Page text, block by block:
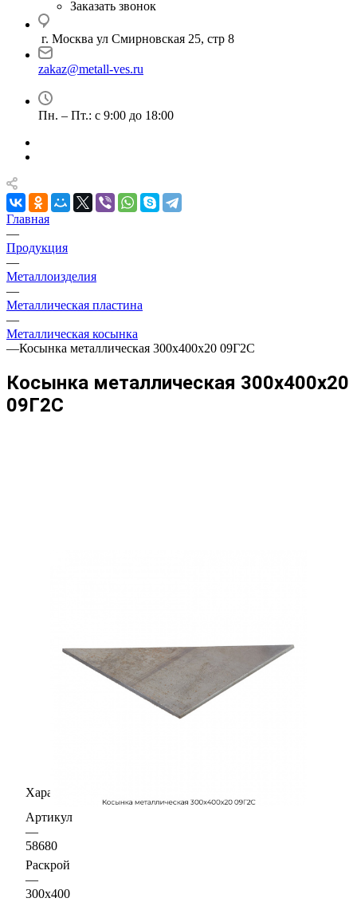
Заказать звонок
г. Москва ул Смирновская 25, стр 8
zakaz@metall-ves.ru
Пн. – Пт.: с 9:00 до 18:00
Главная
—
Продукция
—
Металлоизделия
—
Металлическая пластина
—
Металлическая косынка
—Косынка металлическая 300х400х20 09Г2С
Косынка металлическая 300х400х20
09Г2С
Характеристики
Артикул
—
58680
Раскрой
—
300х400